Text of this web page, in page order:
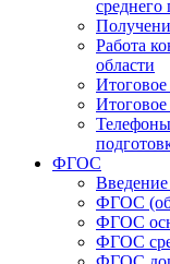
среднего
Работа
области
Итоговое
ФГОС
ФГОС
ФГОС
ФГОС